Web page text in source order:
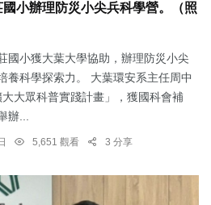
小辦理防災小尖兵科學營。（照
國小獲大葉大學協助，辦理防災小尖
養科學探索力。 大葉環安系主任周中
大眾科普實踐計畫」，獲國科會補
辦...
5,651 觀看 3 分享